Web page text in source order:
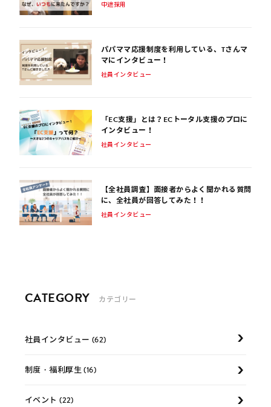
中途採用
パパママ応援制度を利用している、Tさんマ
マにインタビュー！
社員インタビュー
「EC支援」とは？ECトータル支援のプロに
インタビュー！
社員インタビュー
【全社員調査】面接者からよく聞かれる質問
に、全社員が回答してみた！！
社員インタビュー
CATEGORY カテゴリー
社員インタビュー (62)
制度・福利厚生 (16)
イベント (22)